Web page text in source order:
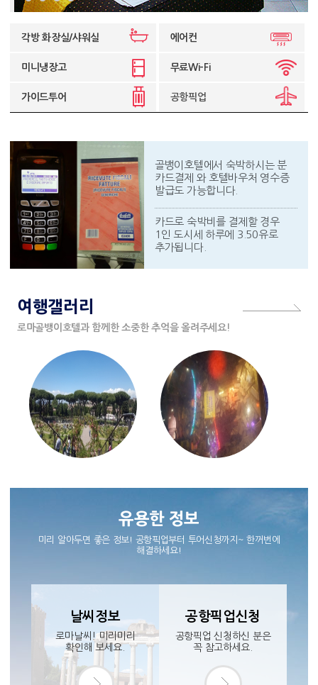
각방 화장실/샤워실 에어컨
미니냉장고 무료Wi-Fi
가이드투어 공항픽업
골뱅이호텔에서 숙박하시는 분
카드결제 와 호텔바우처 영수증
발급도 가능합니다.
카드로 숙박비를 결제할 경우
1인 도시세 하루에 3.50유로
추가됩니다.
여행갤러리
로마골뱅이호텔과 함께한 소중한 추억을 올려주세요!
유용한 정보
미리 알아두면 좋은 정보! 공항픽업부터 투어신청까지~ 한꺼번에
해결하세요!
날씨정보
로마날씨! 미리미리
확인해 보세요.
공항픽업신청
공항픽업 신청하신 분은
꼭 참고하세요.